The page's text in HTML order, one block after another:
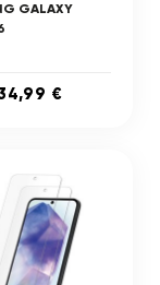
GALAXY
€